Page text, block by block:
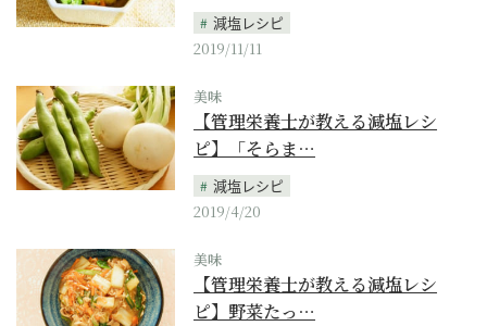
減塩レシピ
2019/11/11
美味
【管理栄養士が教える減塩レシ
ピ】「そらま…
減塩レシピ
2019/4/20
美味
【管理栄養士が教える減塩レシ
ピ】野菜たっ…